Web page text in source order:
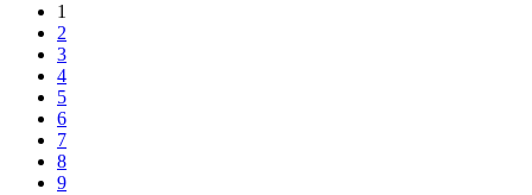
1
2
3
4
5
6
7
8
9